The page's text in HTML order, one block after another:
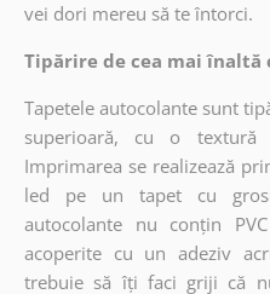
vei dori mereu să te întorci.
Tipărire de cea mai înaltă
Tapetele autocolante sunt
superioară, cu o
Imprimarea se realizează
led pe un tapet cu
autocolante nu conțin
acoperite cu un adeziv
trebuie să îți faci griji că